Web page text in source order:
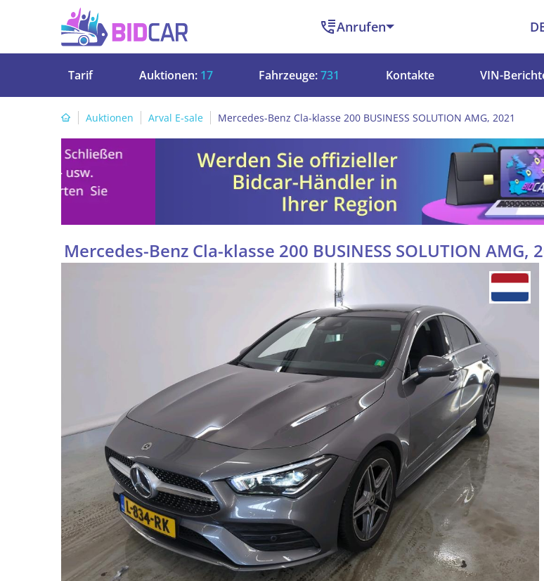
Anrufen
Tarif Auktionen: 17 Fahrzeuge:731 Kontakte VIN-
Auktionen Arval E-sale Mercedes-Benz Cla-klasse 200 BUSINESS SOLUTION AMG, 2021
Mercedes-Benz Cla-klasse 200 BUSINESS SOLUTION AMG,